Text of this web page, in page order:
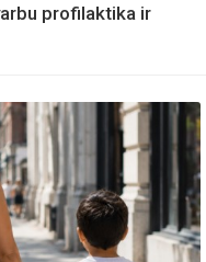
profilaktika ir